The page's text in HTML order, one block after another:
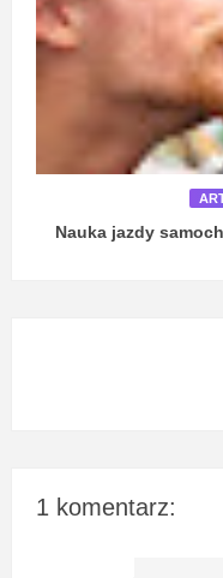
Nauka jazdy
1 komentarz: